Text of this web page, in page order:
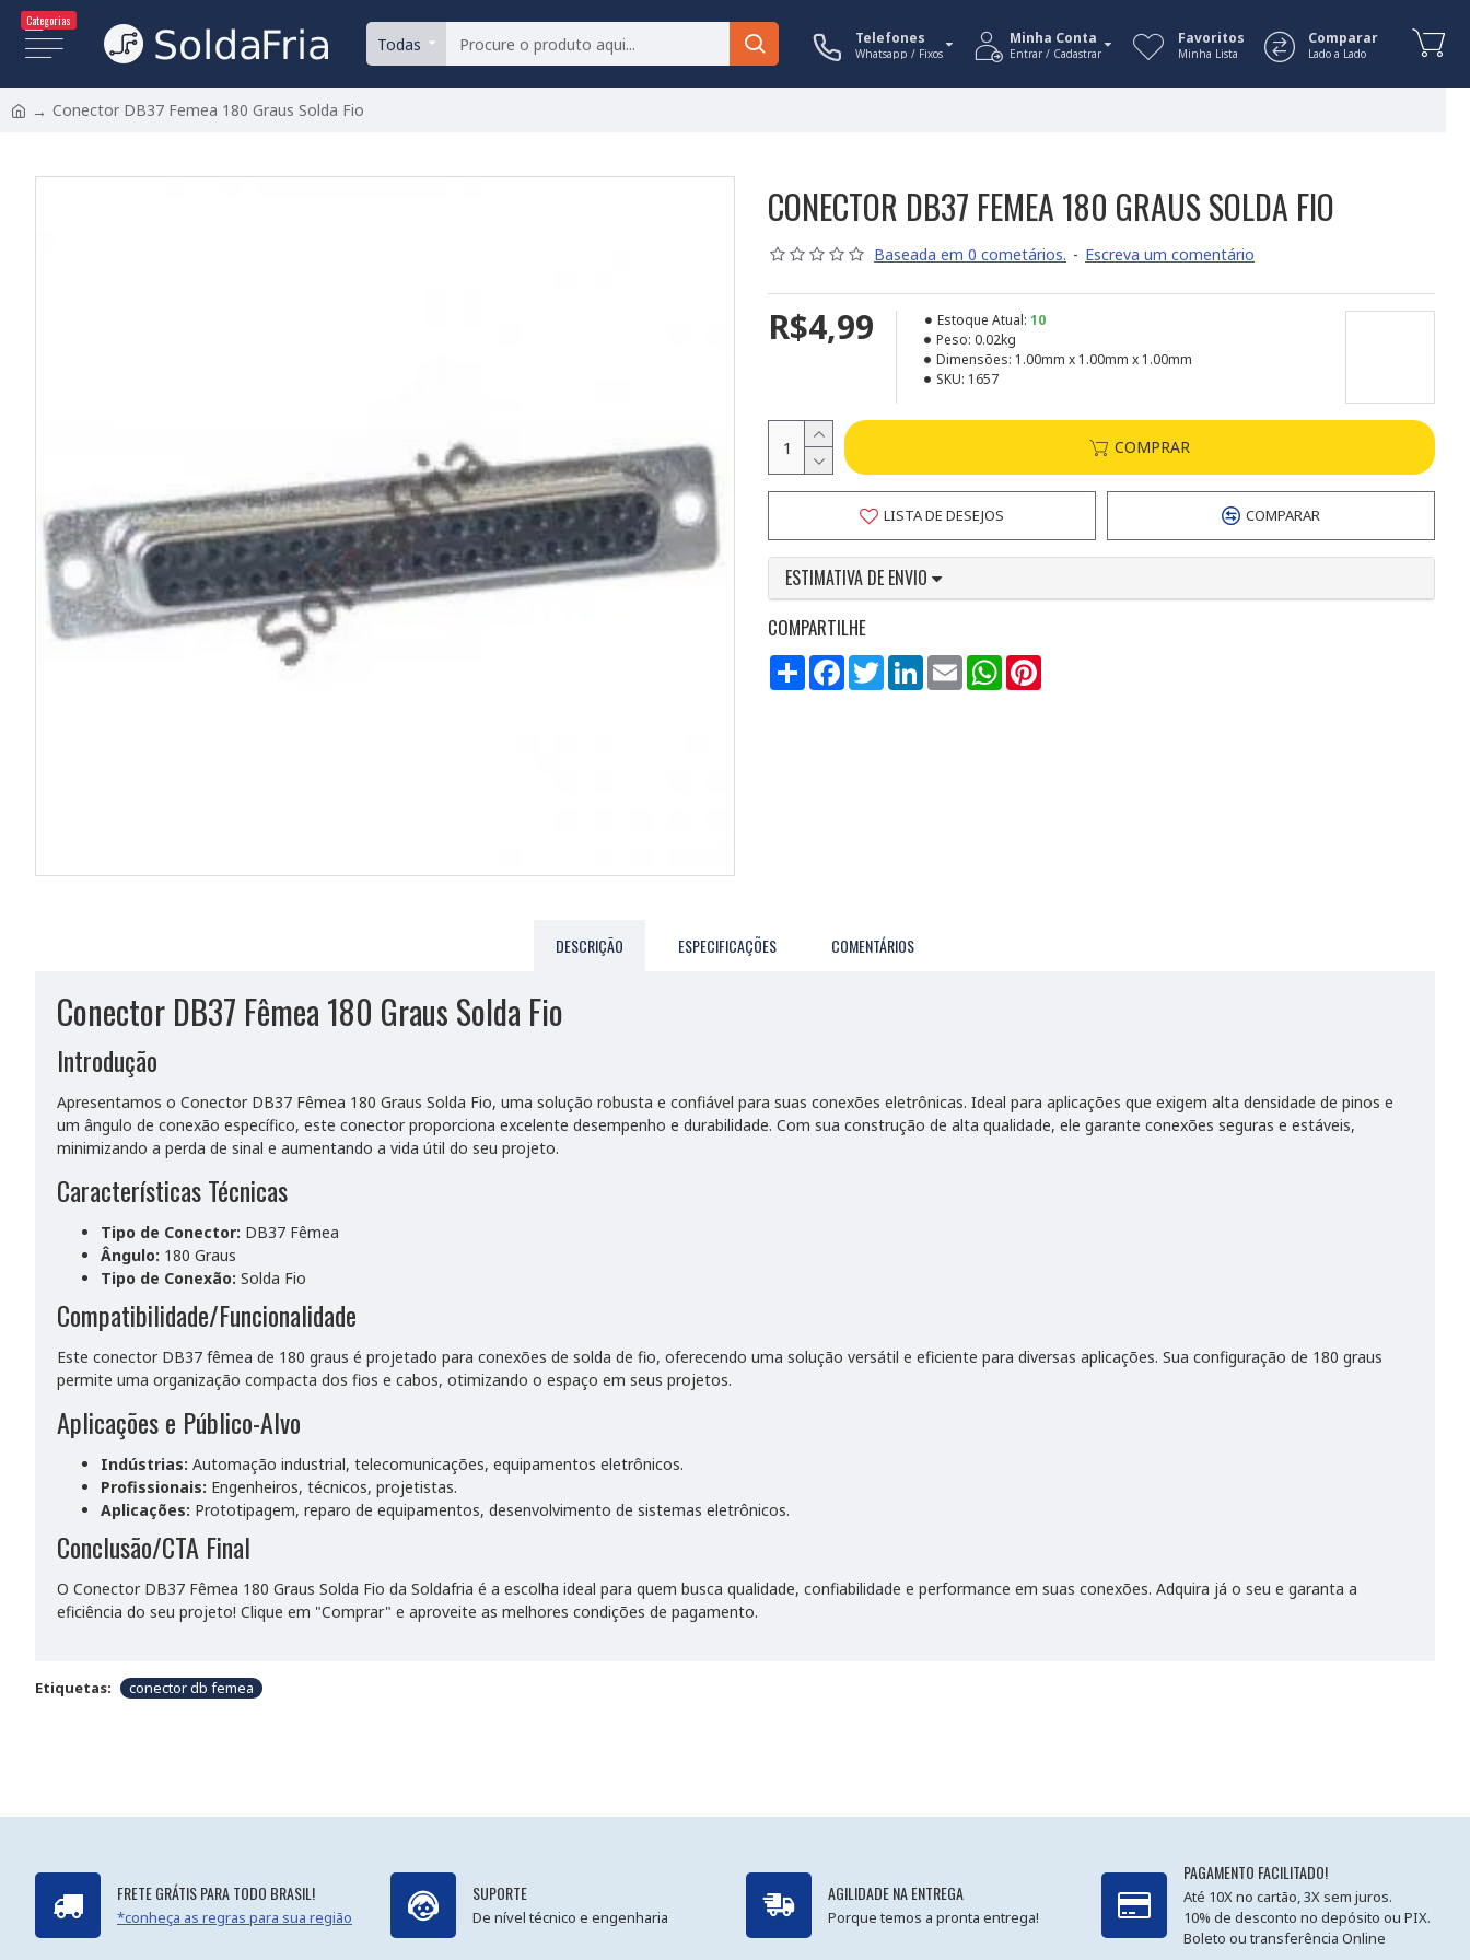
Categorias
Todas Telefones
Whatsapp / Fixos
Minha Conta
Entrar / Cadastrar
Favoritos
Minha Lista
Comparar
Lado a Lado
Conector DB37 Femea 180 Graus Solda Fio
CONECTOR DB37 FEMEA 180 GRAUS SOLDA FIO
Baseada em 0 cometários. - Escreva um comentário
R$4,99 Estoque Atual: 10
Peso: 0.02kg
Dimensões: 1.00mm x 1.00mm x 1.00mm
SKU: 1657
COMPRAR
LISTA DE DESEJOS COMPARAR
ESTIMATIVA DE ENVIO
COMPARTILHE
Compartilhar
FacebookTwitterLinkedInEmail WhatsApp
DESCRIÇÃO ESPECIFICAÇÕES COMENTÁRIOS
Conector DB37 Fêmea 180 Graus Solda Fio
Introdução
Apresentamos o Conector DB37 Fêmea 180 Graus Solda Fio, uma solução robusta e confiável para suas conexões eletrônicas. Ideal para aplicações que exigem alta densidade de pinos e
um ângulo de conexão específico, este conector proporciona excelente desempenho e durabilidade. Com sua construção de alta qualidade, ele garante conexões seguras e estáveis,
minimizando a perda de sinal e aumentando a vida útil do seu projeto.
Características Técnicas
Tipo de Conector: DB37 Fêmea
Ângulo: 180 Graus
Tipo de Conexão: Solda Fio
Compatibilidade/Funcionalidade
Este conector DB37 fêmea de 180 graus é projetado para conexões de solda de fio, oferecendo uma solução versátil e eficiente para diversas aplicações. Sua configuração de 180 graus
permite uma organização compacta dos fios e cabos, otimizando o espaço em seus projetos.
Aplicações e Público-Alvo
Indústrias: Automação industrial, telecomunicações, equipamentos eletrônicos.
Profissionais: Engenheiros, técnicos, projetistas.
Aplicações: Prototipagem, reparo de equipamentos, desenvolvimento de sistemas eletrônicos.
Conclusão/CTA Final
O Conector DB37 Fêmea 180 Graus Solda Fio da Soldafria é a escolha ideal para quem busca qualidade, confiabilidade e performance em suas conexões. Adquira já o seu e garanta a
eficiência do seu projeto! Clique em "Comprar" e aproveite as melhores condições de pagamento.
Etiquetas: conector db femea
FRETE GRÁTIS PARA TODO BRASIL!
*conheça as regras para sua região
SUPORTE
De nível técnico e engenharia
AGILIDADE NA ENTREGA
Porque temos a pronta entrega!
PAGAMENTO FACILITADO!
Até 10X no cartão, 3X sem juros.
10% de desconto no depósito ou PIX.
Boleto ou transferência Online